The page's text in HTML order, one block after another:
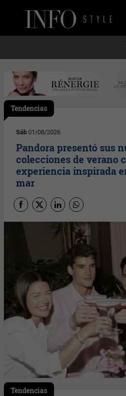
Tendencias
Sáb 01/08/2026
Pandora presentó sus
colecciones de verano
experiencia inspirada
mar
Tendencias